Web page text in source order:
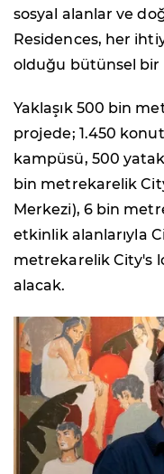
sosyal alanlar ve
Residences, her
olduğu bütünsel bir
Yaklaşık 500 bin
projede; 1.450
kampüsü, 500
bin metrekarelik
Merkezi), 6 bin
etkinlik alanlarıyla
metrekarelik City's
alacak.